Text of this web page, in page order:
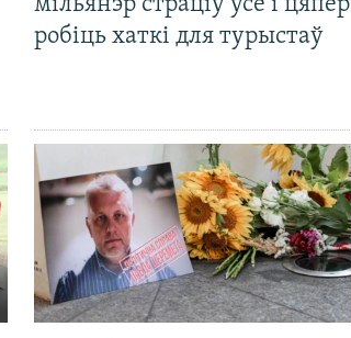
робіць хаткі для турыстаў